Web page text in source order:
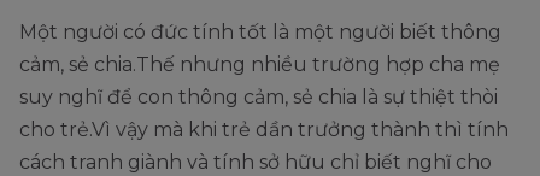
Một người có đức tính tốt là một người biết thông
cảm, sẻ chia.Thế nhưng nhiều trường hợp cha mẹ
suy nghĩ để con thông cảm, sẻ chia là sự thiệt thòi
cho trẻ.Vì vậy mà khi trẻ dần trưởng thành thì tính
cách tranh giành và tính sở hữu chỉ biết nghĩ cho